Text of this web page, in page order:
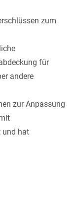
zum
für
andere
zur Anpassung
und hat